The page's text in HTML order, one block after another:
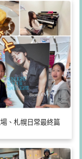
、札幌日常最終篇